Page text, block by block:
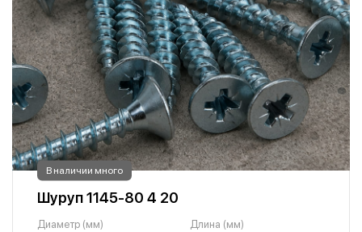
В наличии много
Шуруп 1145-80 4 20
Диаметр (мм)
Длина (мм)